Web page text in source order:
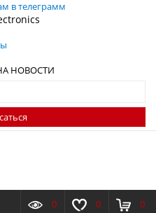
в телеграмм
НОВОСТИ
0 0 0